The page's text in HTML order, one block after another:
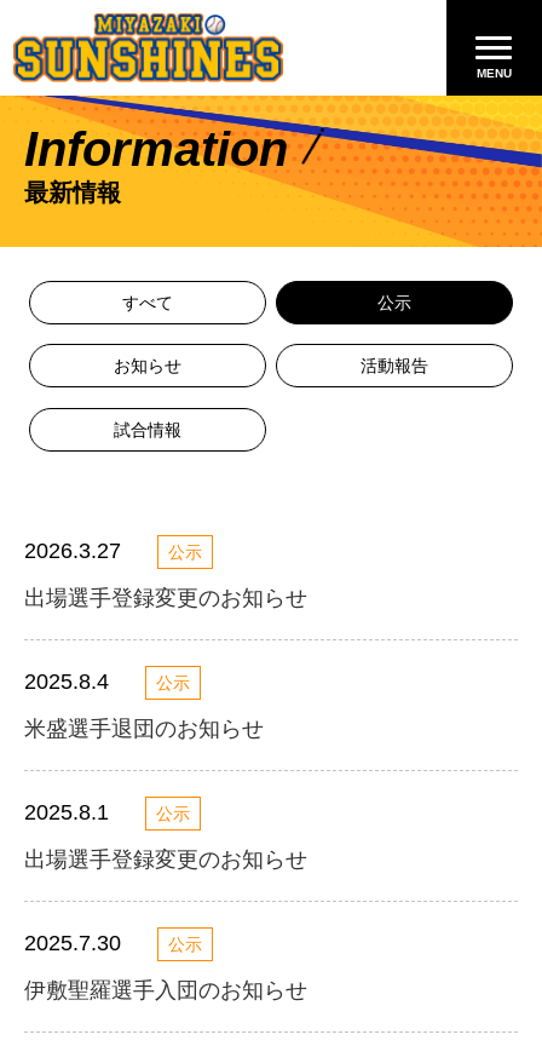
Information
最新情報
すべて 公示
お知らせ 活動報告
試合情報
2026.3.27 公示
出場選手登録変更のお知らせ
2025.8.4 公示
米盛選手退団のお知らせ
2025.8.1 公示
出場選手登録変更のお知らせ
2025.7.30 公示
伊敷聖羅選手入団のお知らせ